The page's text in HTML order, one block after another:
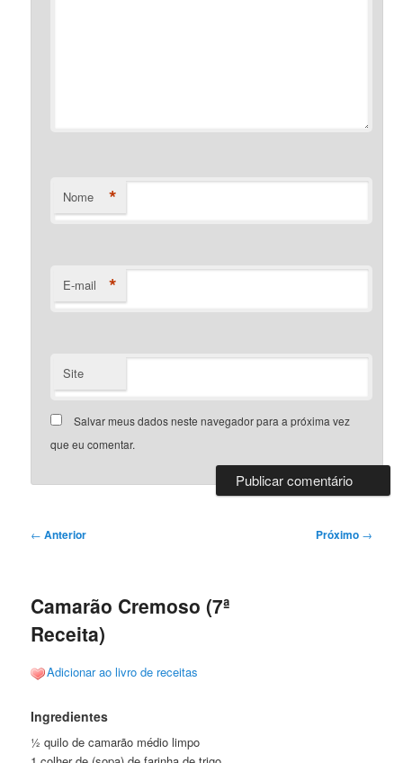
Nome *
E-mail *
Site
Salvar meus dados neste navegador para a próxima vez
que eu comentar.
Navegação
← Anterior Próximo →
Camarão Cremoso (7ª
Receita)
Adicionar ao livro de receitas
Ingredientes
½ quilo de camarão médio limpo